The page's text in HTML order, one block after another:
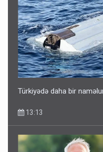
Türkiyədə daha bir
13:13